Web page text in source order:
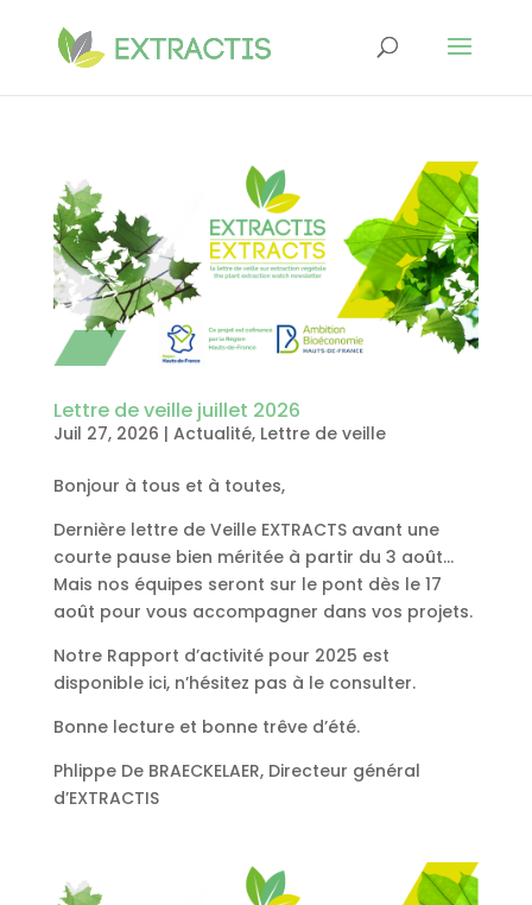
Lettre de veille juillet 2026
Juil 27, 2026 | Actualité, Lettre de veille
Bonjour à tous et à toutes,
Dernière lettre de Veille EXTRACTS avant une
courte pause bien méritée à partir du 3 août…
Mais nos équipes seront sur le pont dès le 17
août pour vous accompagner dans vos projets.
Notre Rapport d’activité pour 2025 est
disponible ici, n’hésitez pas à le consulter.
Bonne lecture et bonne trêve d’été.
Phlippe De BRAECKELAER, Directeur général
d’EXTRACTIS